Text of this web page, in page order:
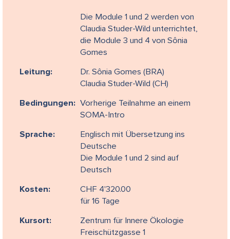
Die Module 1 und 2 werden von
Claudia Studer-Wild unterrichtet,
die Module 3 und 4 von Sônia
Gomes
Leitung:
Dr. Sônia Gomes (BRA)
Claudia Studer-Wild (CH)
Bedingungen: Vorherige Teilnahme an einem
SOMA-Intro
Sprache:
Englisch mit Übersetzung ins
Deutsche
Die Module 1 und 2 sind auf
Deutsch
Kosten:
CHF 4'320.00
für 16 Tage
Kursort:
Zentrum für Innere Ökologie
Freischützgasse 1